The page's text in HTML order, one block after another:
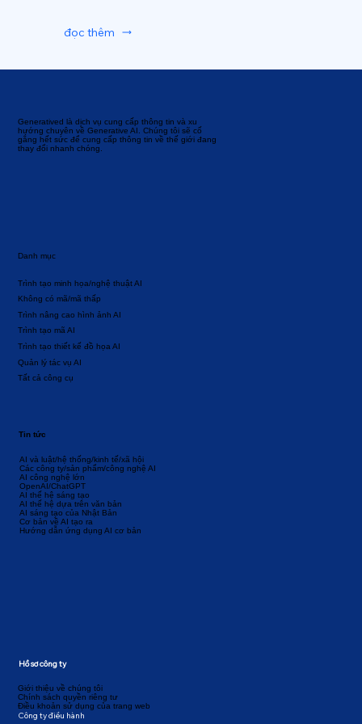
Generatived là dịch vụ cung cấp thông tin và xu
hướng chuyên về Generative AI. Chúng tôi sẽ cố
gắng hết sức để cung cấp thông tin về thế giới đang
thay đổi nhanh chóng.
Danh mục
Tất cả công cụ
Quản lý tác vụ AI
Trình tạo thiết kế đồ họa AI
Không có mã/mã thấp
Trình tạo mã AI
Trình nâng cao hình ảnh AI
Trình tạo minh họa/nghệ thuật AI
AI và luật/hệ thống/kinh tế/xã hội
Các công ty/sản phẩm/công nghệ AI
AI công nghệ lớn
OpenAI/ChatGPT
AI thế hệ sáng tạo
AI thế hệ dựa trên văn bản
AI sáng tạo của Nhật Bản
Cơ bản về AI tạo ra
Hướng dẫn ứng dụng AI cơ bản
Tin tức
Giới thiệu về chúng tôi
Chính sách quyền riêng tư
Điều khoản sử dụng của trang web
Công ty điều hành
Hồ sơ công ty
đọc thêm